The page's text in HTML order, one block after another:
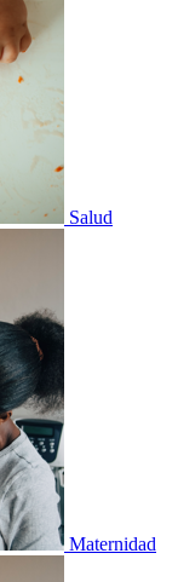
Salud
Maternidad